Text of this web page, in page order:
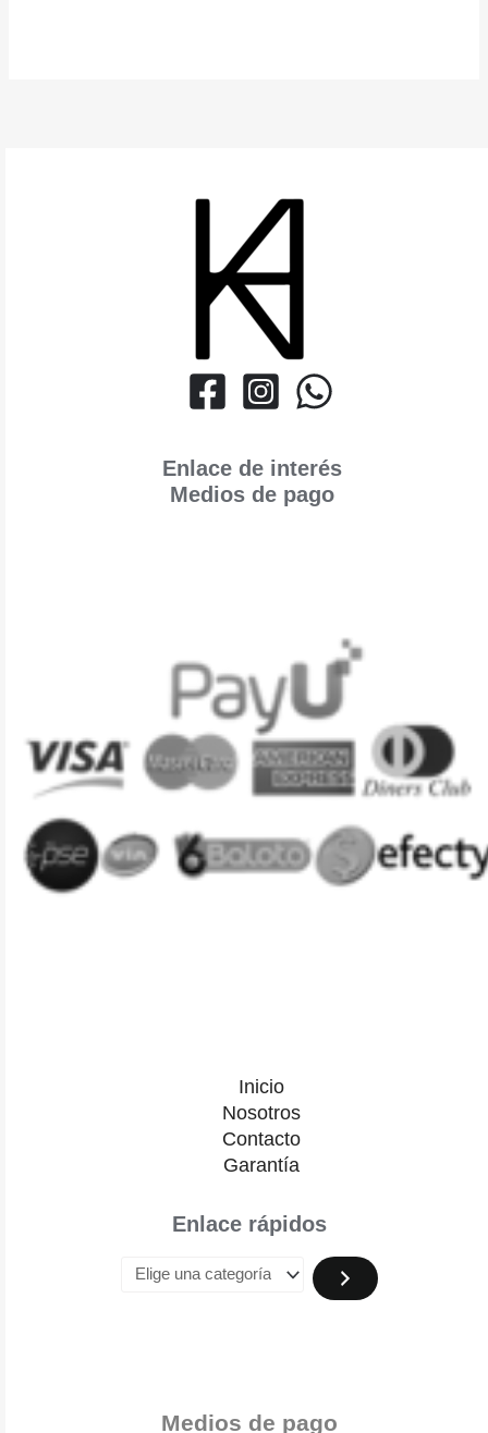
Enlace de interés
Medios de pago
Inicio
Nosotros
Contacto
Garantía
Enlace rápidos
Medios de pago